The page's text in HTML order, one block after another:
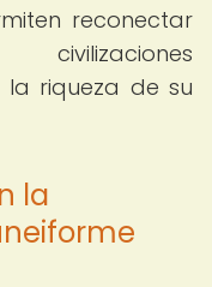
reconectar
riqueza de su
la